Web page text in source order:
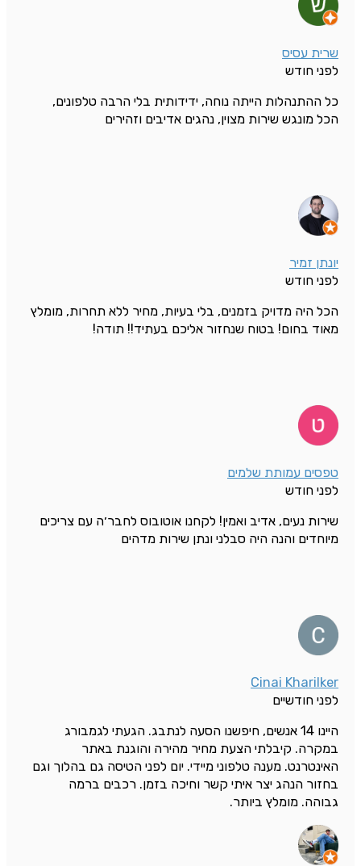
שרית עסיס
לפני חודש
כל ההתנהלות הייתה נוחה, ידידותית בלי הרבה טלפונים,
הכל מונגש שירות מצוין, נהגים אדיבים וזהירים
יונתן זמיר
לפני חודש
הכל היה מדויק בזמנים, בלי בעיות, מחיר ללא תחרות, מומלץ
מאוד בחום! בטוח שנחזור אליכם בעתיד!! תודה!
טפסים עמותת שלמים
לפני חודש
שירות נעים, אדיב ואמין! לקחנו אוטובוס לחבר׳ה עם צריכים
מיוחדים והנה היה סבלני ונתן שירות מדהים
Cinai Kharilker
לפני חודשיים
היינו 14 אנשים, חיפשנו הסעה לנתבג. הגעתי לגמבורג
במקרה. קיבלתי הצעת מחיר מהירה והוגנת באתר
האינטרנט. מענה טלפוני מיידי. יום לפני הטיסה גם בהלוך וגם
בחזור הנהג יצר איתי קשר וחיכה בזמן. רכבים ברמה
גבוהה. מומלץ ביותר.